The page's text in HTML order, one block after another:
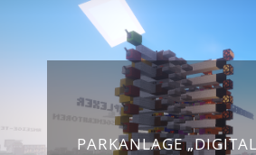
PARKANLAGE